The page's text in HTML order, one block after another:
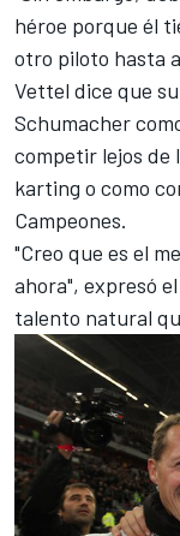
héroe porque él
otro piloto hasta
Vettel dice que
Schumacher
competir lejos de
karting o como
Campeones.
"Creo que es el
ahora", expresó
talento natural